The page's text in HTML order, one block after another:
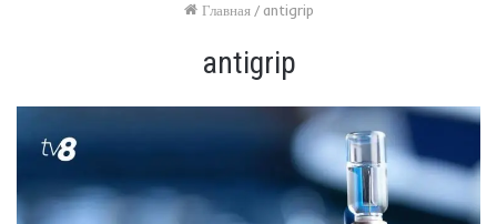
Главная / antigrip
antigrip